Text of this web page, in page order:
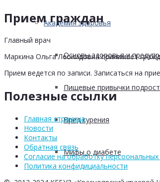
Академия здоровья
Основы здоровья и
Пищевые привычки
Вред курения
Мифы о диабете
Прием граждан
Главный врач
Маркина Ольга Леонидовна принимает
Прием ведется по записи. Записаться на
Полезные ссылки
Главная страница
Новости
Контакты
Обратная связь
Согласие на обработку
Политика конфидициальности